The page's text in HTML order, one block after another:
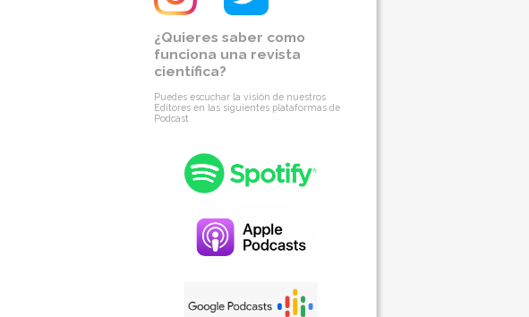
¿Quieres saber como
funciona una revista
científica?
Puedes escuchar la visión de nuestros
Editores en las siguientes plataformas de
Podcast